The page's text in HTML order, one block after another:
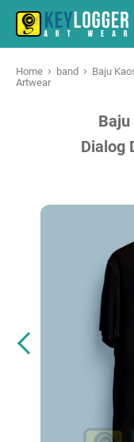
Home › band › Baju
Artwear
Dialog